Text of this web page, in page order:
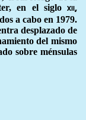
en el siglo xii,
a cabo en 1979.
desplazado de
del mismo
sobre ménsulas